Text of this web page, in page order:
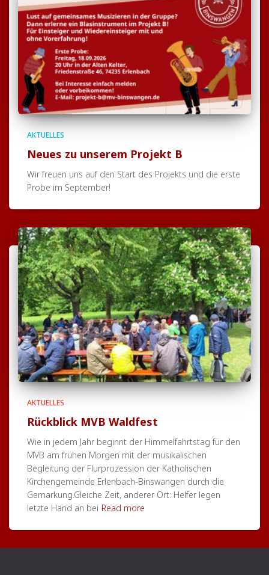
AKTUELLES
Neues zu unserem Projekt B
Wir freuen uns auf den Start des Projekts und die erste
Probe im September!
AKTUELLES
Rückblick MVB Waldfest
Wie in jedem Jahr beginnt der Himmelfahrtstag für den
MVB am frühen Morgen mit der musikalischen
Begleitung der Flurprozession der Katholischen
Kirchengemeinde Erlenbach-Binswangen durch die
Gemarkung.Gleiche Zeit, anderer Ort: Helfer legen
letzte Hand an bei Read more